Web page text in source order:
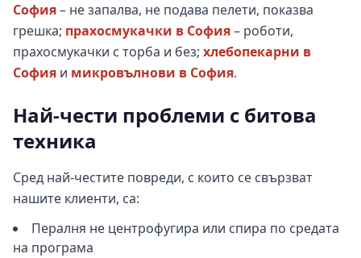
София– не запалва, не подава пелети, показва
грешка; прахосмукачки в София– роботи,
прахосмукачки с торба и без; хлебопекарни в
София и микровълнови в София.
Най-чести проблеми с битова
техника
Сред най-честите повреди, с които се свързват
нашите клиенти, са:
Пералня не центрофугира или спира по средата
на програма